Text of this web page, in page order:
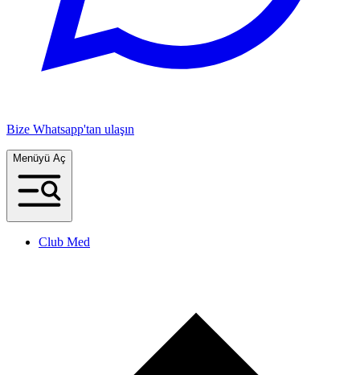
Bize Whatsapp'tan ulaşın
Menüyü Aç
Club Med